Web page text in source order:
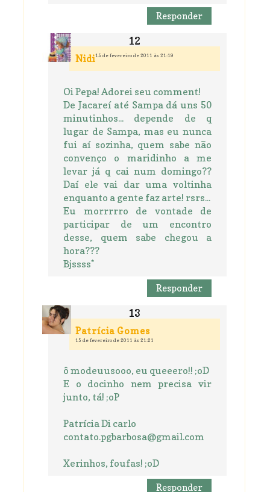
Responder
Nidi15 de fevereiro de 2011 às 21:19
Oi Pepa! Adorei seu comment!
De Jacareí até Sampa dá uns 50
minutinhos... depende de q
lugar de Sampa, mas eu nunca
fui aí sozinha, quem sabe não
convenço o maridinho a me
levar já q cai num domingo??
Daí ele vai dar uma voltinha
enquanto a gente faz arte! rsrs...
Eu morrrrro de vontade de
participar de um encontro
desse, quem sabe chegou a
hora???
Bjssss*
Responder
Patrícia Gomes
15 de fevereiro de 2011 às 21:21
ô modeuusooo, eu queeero!! ;oD
E o docinho nem precisa vir
junto, tá! ;oP
Patrícia Di carlo
contato.pgbarbosa@gmail.com
Xerinhos, foufas! ;oD
Responder